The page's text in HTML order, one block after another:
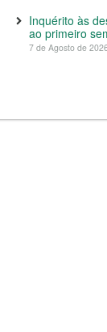
Inquérito às
ao primeiro
7 de Agosto de